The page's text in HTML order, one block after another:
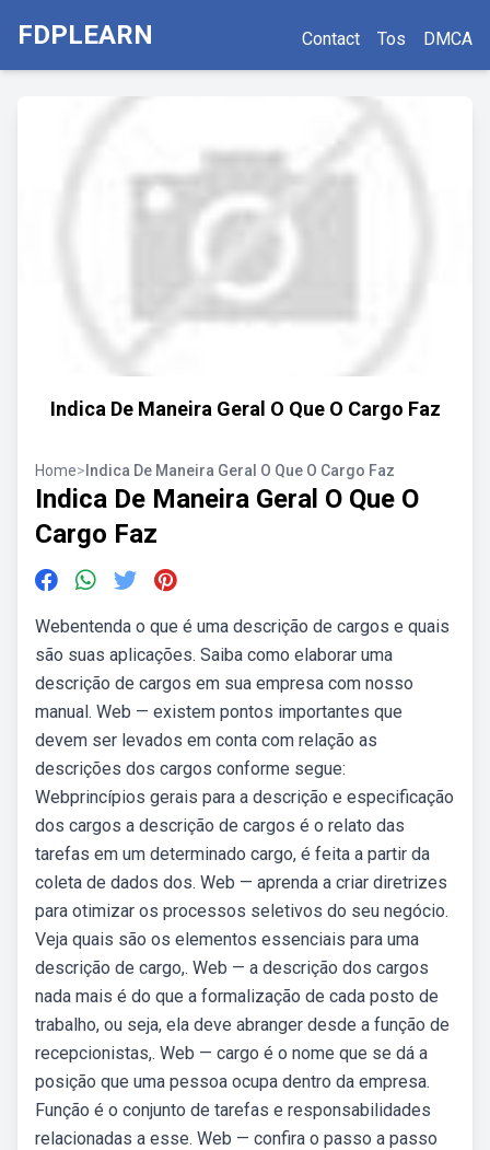
FDPLEARN Contact Tos DMCA
Indica De Maneira Geral O Que O Cargo Faz
Home> Indica De Maneira Geral O Que O Cargo Faz
Indica De Maneira Geral O Que O
Cargo Faz
Webentenda o que é uma descrição de cargos e quais
são suas aplicações. Saiba como elaborar uma
descrição de cargos em sua empresa com nosso
manual. Web — existem pontos importantes que
devem ser levados em conta com relação as
descrições dos cargos conforme segue:
Webprincípios gerais para a descrição e especificação
dos cargos a descrição de cargos é o relato das
tarefas em um determinado cargo, é feita a partir da
coleta de dados dos. Web — aprenda a criar diretrizes
para otimizar os processos seletivos do seu negócio.
Veja quais são os elementos essenciais para uma
descrição de cargo,. Web — a descrição dos cargos
nada mais é do que a formalização de cada posto de
trabalho, ou seja, ela deve abranger desde a função de
recepcionistas,. Web — cargo é o nome que se dá a
posição que uma pessoa ocupa dentro da empresa.
Função é o conjunto de tarefas e responsabilidades
relacionadas a esse. Web — confira o passo a passo